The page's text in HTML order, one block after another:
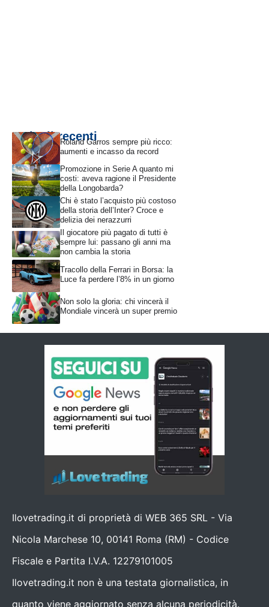
Articoli recentiRoland Garros sempre più ricco:
aumenti e incasso da record
Promozione in Serie A quanto mi
costi: aveva ragione il Presidente
della Longobarda?
Chi è stato l’acquisto più costoso
della storia dell’Inter? Croce e
delizia dei nerazzurri
Il giocatore più pagato di tutti è
sempre lui: passano gli anni ma
non cambia la storia
Tracollo della Ferrari in Borsa: la
Luce fa perdere l’8% in un giorno
Non solo la gloria: chi vincerà il
Mondiale vincerà un super premio
Ilovetrading.it di proprietà di WEB 365 SRL - Via
Nicola Marchese 10, 00141 Roma (RM) - Codice
Fiscale e Partita I.V.A. 12279101005
Ilovetrading.it non è una testata giornalistica, in
quanto viene aggiornato senza alcuna periodicità.